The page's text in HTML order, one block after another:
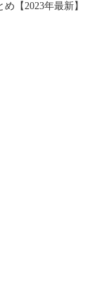
【2023年最新】